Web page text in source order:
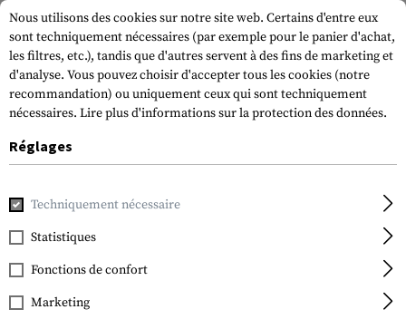
JTG
Radioactive Rubber
Patch
Nous utilisons des cookies sur notre site web. Certains d'entre eux
sont techniquement nécessaires (par exemple pour le panier d'achat,
les filtres, etc.), tandis que d'autres servent à des fins de marketing et
d'analyse. Vous pouvez choisir d'accepter tous les cookies (notre
recommandation) ou uniquement ceux qui sont techniquement
nécessaires. Lire plus d'informations sur la protection des données.
Réglages
Techniquement nécessaire
Statistiques
Fonctions de confort
Marketing